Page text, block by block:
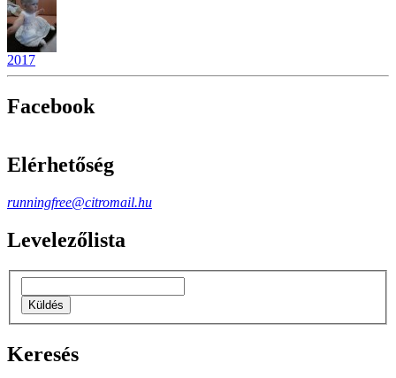
2017
Facebook
Elérhetőség
runningfree@citromail.hu
Levelezőlista
Keresés